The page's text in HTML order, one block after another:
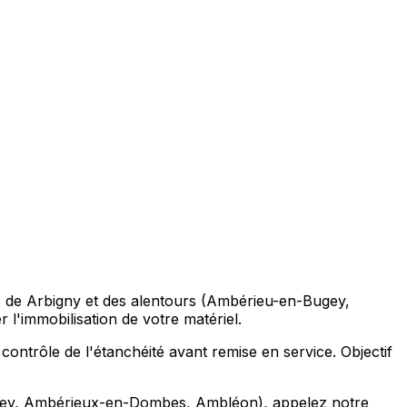
Arbigny et des alentours (Ambérieu-en-Bugey,
de votre matériel.
de l'étanchéité avant remise en service. Objectif
Ambérieux-en-Dombes, Ambléon), appelez notre